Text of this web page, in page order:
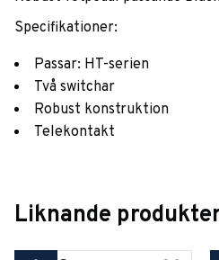
Specifikationer:
Passar: HT-serien
Två switchar
Robust konstruktion
Telekontakt
Liknande